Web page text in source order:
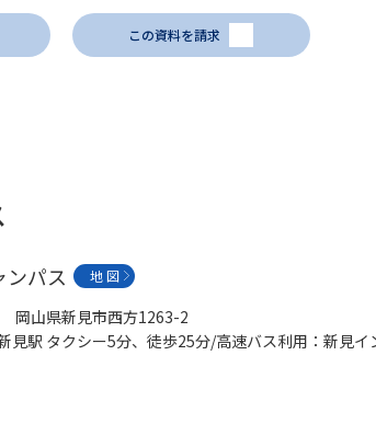
Ｑ＆Ａ よくあるご質問
この資料を請求
ンパス 地 図
岡山県新見市西方1263-2
見駅 タクシー5分、徒歩25分/高速バス利用：新見